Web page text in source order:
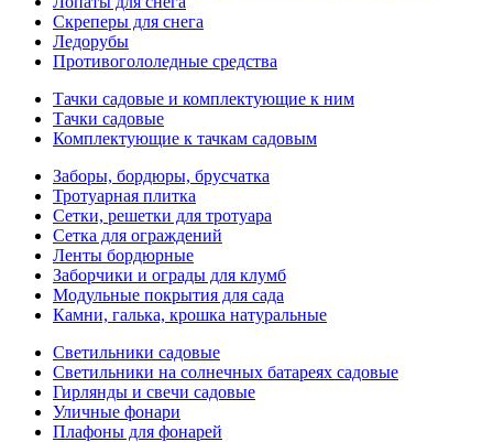
Скреперы для снега
Ледорубы
Противогололедные средства
Тачки садовые и комплектующие к ним
Тачки садовые
Комплектующие к тачкам садовым
Заборы, бордюры, брусчатка
Тротуарная плитка
Сетки, решетки для тротуара
Сетка для ограждений
Ленты бордюрные
Заборчики и ограды для клумб
Модульные покрытия для сада
Камни, галька, крошка натуральные
Светильники садовые
Светильники на солнечных батареях садовые
Гирлянды и свечи садовые
Уличные фонари
Плафоны для фонарей